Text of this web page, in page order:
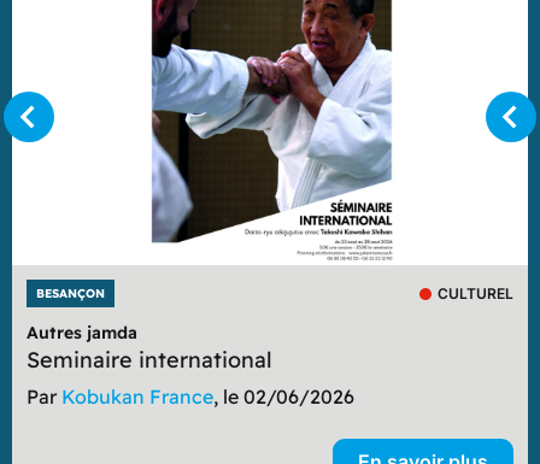
BESANÇON CULTUREL
Autres jamda
Seminaire international
Par Kobukan France, le 02/06/2026